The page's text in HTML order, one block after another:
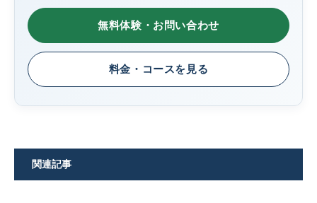
無料体験・お問い合わせ
料金・コースを見る
関連記事